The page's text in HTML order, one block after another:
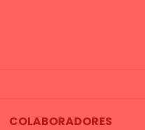
COLABORADORES